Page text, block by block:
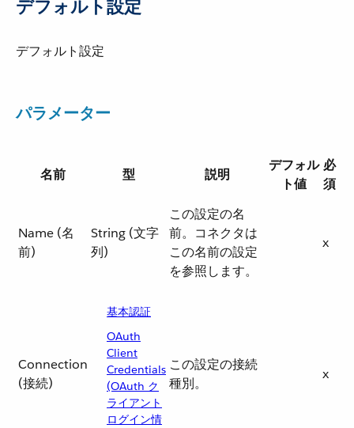
デフォルト設定
デフォルト設定
パラメーター
名前 型 説明
デフォル
ト値
必
須
Name (名
前)
String (文字
列)
この設定の名
前。コネクタは
この名前の設定
を参照します。
x
Connection
(接続)
基本認証
OAuth
Client
Credentials
(OAuth ク
ライアント
ログイン情
この設定の接続
種別。
x